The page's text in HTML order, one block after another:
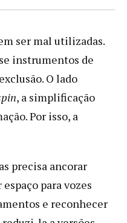
ser mal utilizadas.
instrumentos de
O lado
, a simplificação
Por isso, a
precisa ancorar
para vozes
e reconhecer